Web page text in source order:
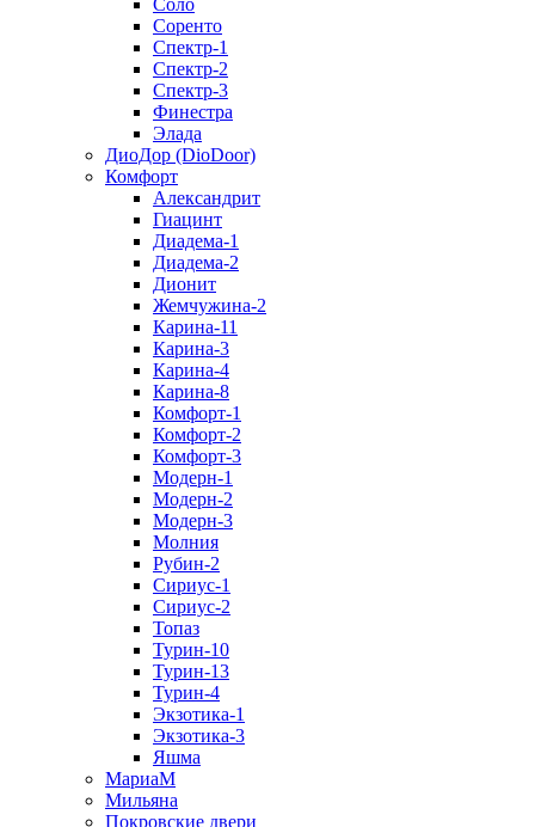
Соло
Соренто
Спектр-1
Спектр-2
Спектр-3
Финестра
Элада
ДиоДор (DioDoor)
Комфорт
Алекcандрит
Гиацинт
Диадема-1
Диадема-2
Дионит
Жемчужина-2
Карина-11
Карина-3
Карина-4
Карина-8
Комфорт-1
Комфорт-2
Комфорт-3
Модерн-1
Модерн-2
Модерн-3
Молния
Рубин-2
Сириус-1
Сириус-2
Топаз
Турин-10
Турин-13
Турин-4
Экзотика-1
Экзотика-3
Яшма
МариаМ
Мильяна
Покровские двери